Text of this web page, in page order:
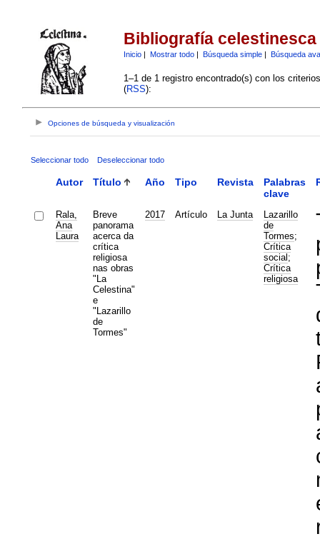
Bibliografía celestinesca
Inicio| Mostrar todo| Búsqueda simple| Búsqueda
1–1 de 1 registro encontrado(s) con los
(RSS):
Opciones de búsqueda y visualización
Seleccionar todo Deseleccionar todo
Autor Título Año Tipo Revista
Palabras
clave
Rala,
Ana
Laura
Breve
panorama
acerca da
crítica
religiosa
nas obras
"La
Celestina"
e
"Lazarillo
de
Tormes"
2017 Artículo La Junta
Lazarillo
de
Tormes;
Crítica
social ;
Crítica
religiosa